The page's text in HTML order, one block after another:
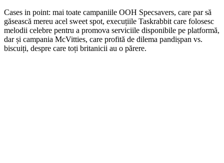
Cases in point: mai toate campaniile OOH Specsavers, care par să
găsească mereu acel sweet spot, execuțiile Taskrabbit care folosesc
melodii celebre pentru a promova serviciile disponibile pe platformă,
dar și campania McVitties, care profită de dilema pandișpan vs.
biscuiți, despre care toți britanicii au o părere.